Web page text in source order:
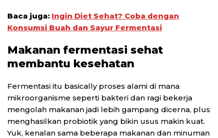
Baca juga: Ingin Diet Sehat? Coba dengan
Konsumsi Buah dan Sayur Fermentasi
Makanan fermentasi sehat
membantu kesehatan
Fermentasi itu basically proses alami di mana
mikroorganisme seperti bakteri dan ragi bekerja
mengolah makanan jadi lebih gampang dicerna, plus
menghasilkan probiotik yang bikin usus makin kuat.
Yuk, kenalan sama beberapa makanan dan minuman